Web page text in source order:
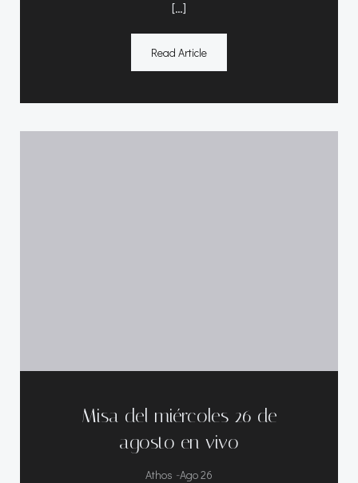
[…]
Read Article
Misa del miércoles 26 de
agosto en vivo
Athos -Ago 26